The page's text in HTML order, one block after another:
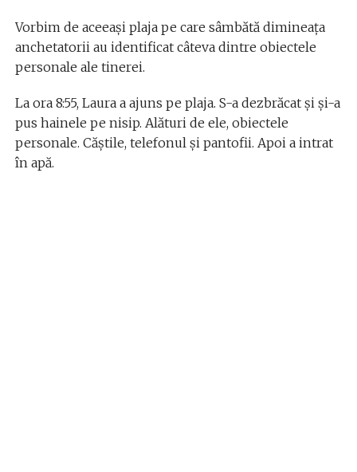
Vorbim de aceeași plaja pe care sâmbătă dimineața
anchetatorii au identificat câteva dintre obiectele
personale ale tinerei.
La ora 8:55, Laura a ajuns pe plaja. S-a dezbrăcat și și-a
pus hainele pe nisip. Alături de ele, obiectele
personale. Căștile, telefonul și pantofii. Apoi a intrat
în apă.